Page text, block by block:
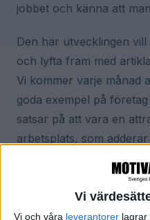
Vi
Vi och våra leverantorer lagrar
jobbet och känna att
Den här utvecklingen
och lyfta fram med
Vi kommer varje månad
goda exempel på
satsar på att vara en
arbetsplats, som
Hur skapar vi